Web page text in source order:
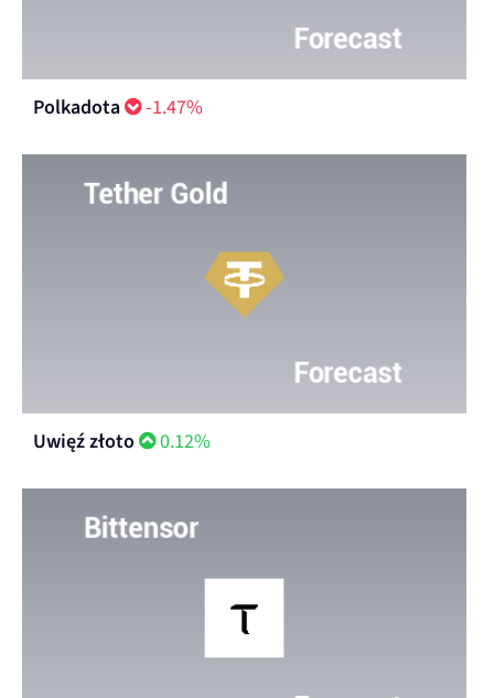
Polkadota -1.47%
Uwięź złoto 0.12%